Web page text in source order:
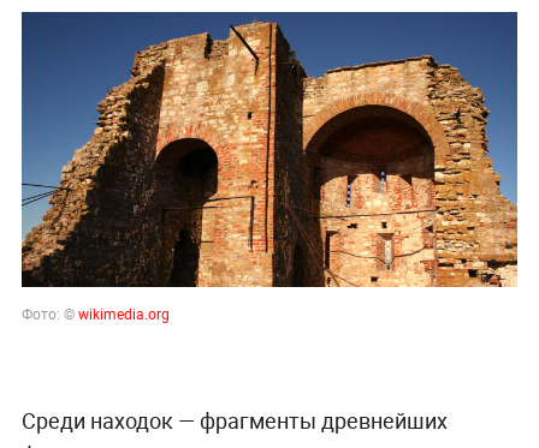
Фото: ©wikimedia.org
Среди находок — фрагменты древнейших